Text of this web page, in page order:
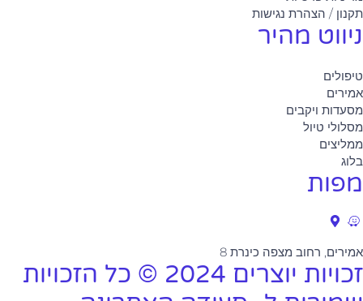
תקנון / הצהרת נגישות
ניווט מהיר
טיפולים
אמירים
מסעדות ויקבים
מסלולי טיול
ממליצים
בלוג
מפות
אמירים, רחוב מצפה כינרת 8
זכויות יוצרים 2024 © כל הזכויות